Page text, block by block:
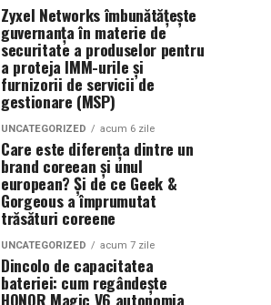
Zyxel Networks îmbunătățește
guvernanța în materie de
securitate a produselor pentru
a proteja IMM-urile și
furnizorii de servicii de
gestionare (MSP)
UNCATEGORIZED acum 6 zile
Care este diferența dintre un
brand coreean și unul
european? Și de ce Geek &
Gorgeous a împrumutat
trăsături coreene
UNCATEGORIZED acum 7 zile
Dincolo de capacitatea
bateriei: cum regândește
HONOR Magic V6 autonomia